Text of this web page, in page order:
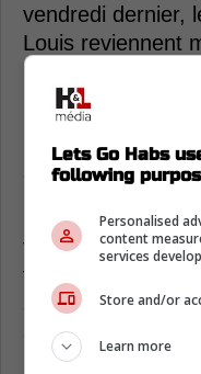
vendredi dernier,
Louis reviennent
leur côté.
Une
Sabres au
Même si le
fiche à domicile
tout le monde sait
séries
atmosphère
Lets Go Habs
following
Personalised
content
services
Store and/or
Learn more